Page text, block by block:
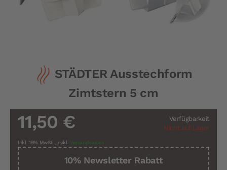
STÄDTER Ausstechform
Zimtstern 5 cm
Verfügbarkeit
Nicht auf Lager
11,50 €
Inkl. 19% MwSt. , exkl. Versandkosten
10% Newsletter Rabatt